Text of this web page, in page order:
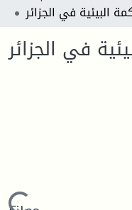
البيئية في الجزائر
في الجزائر